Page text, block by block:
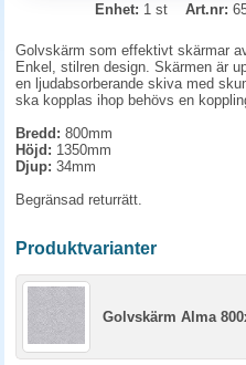
Enhet: 1 st Art.nr:
Golvskärm som effektivt skärmar
Enkel, stilren design. Skärmen är
en ljudabsorberande skiva med
ska kopplas ihop behövs en
Bredd: 800mm
Höjd: 1350mm
Djup: 34mm
Begränsad returrätt.
Produktvarianter
Golvskärm Alma